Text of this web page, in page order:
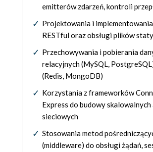
emitterów zdarzeń, kontroli
Projektowania i implementowania
RESTful oraz obsługi plików
Przechowywania i pobierania
relacyjnych (MySQL,
(Redis, MongoDB)
Korzystania z frameworków
Express do budowy
sieciowych
Stosowania metod
(middleware) do obsługi żądań,